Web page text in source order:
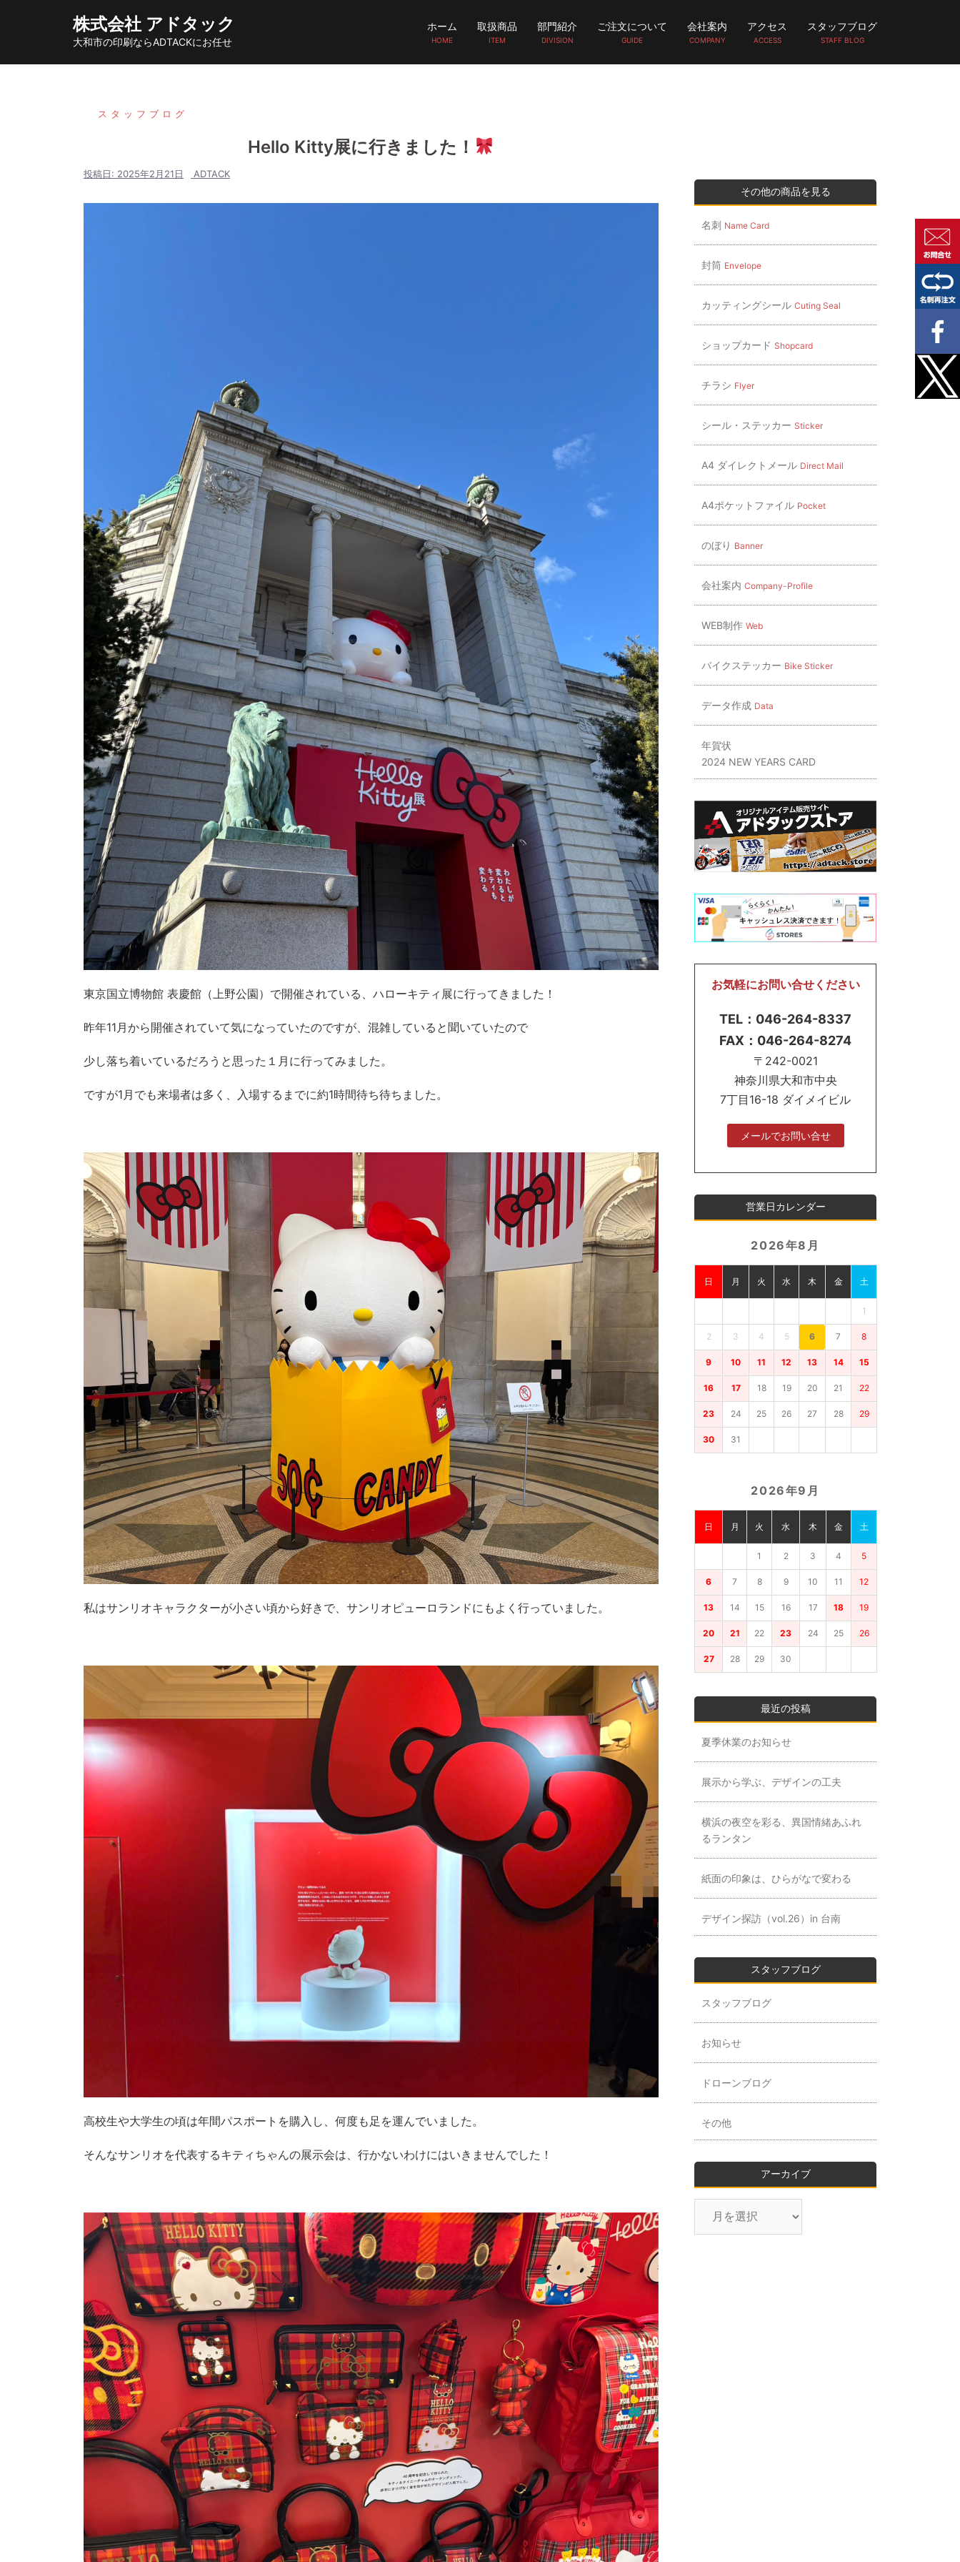
ン
株式会社 アドタック
大和市の印刷ならADTACKにお任せ
ホーム
HOME
取扱商品
ITEM
部門紹介
DIVISION
ご注文について
GUIDE
会社案内
COMPANY
アクセス
ACCESS
スタッフブログ
STAFF BLOG
スタッフブログ
Hello Kitty展に行きました！
投稿日: 2025年2月21日 ADTACK
東京国立博物館 表慶館（上野公園）で開催されている、ハローキティ展に行ってきました！
昨年11月から開催されていて気になっていたのですが、混雑していると聞いていたので
少し落ち着いているだろうと思った１月に行ってみました。
ですが1月でも来場者は多く、入場するまでに約1時間待ち待ちました。
私はサンリオキャラクターが小さい頃から好きで、サンリオピューロランドにもよく行っていました。
高校生や大学生の頃は年間パスポートを購入し、何度も足を運んでいました。
そんなサンリオを代表するキティちゃんの展示会は、行かないわけにはいきませんでした！
その他の商品を見る
名刺 Name Card
封筒 Envelope
カッティングシール Cuting Seal
ショップカード Shopcard
チラシ Flyer
シール・ステッカー Sticker
A4 ダイレクトメール Direct Mail
A4ポケットファイル Pocket
のぼり Banner
会社案内 Company-Profile
WEB制作 Web
バイクステッカー Bike Sticker
データ作成 Data
年賀状
2024 NEW YEARS CARD
お気軽にお問い合せください
TEL：046-264-8337
FAX：046-264-8274
〒242-0021
神奈川県大和市中央
7丁目16-18 ダイメイビル
メールでお問い合せ
営業日カレンダー
2026年8月
日 月 火 水 木 金 土
1
2 3 4 5 6 7 8
9 10 11 12 13 14 15
16 17 18 19 20 21 22
23 24 25 26 27 28 29
30 31
2026年9月
日 月 火 水 木 金 土
1 2 3 4 5
6 7 8 9 10 11 12
13 14 15 16 17 18 19
20 21 22 23 24 25 26
27 28 29 30
最近の投稿
夏季休業のお知らせ
展示から学ぶ、デザインの工夫
横浜の夜空を彩る、異国情緒あふれ
るランタン
紙面の印象は、ひらがなで変わる
デザイン探訪（vol.26）in 台南
スタッフブログ
スタッフブログ
お知らせ
ドローンブログ
その他
アーカイブ